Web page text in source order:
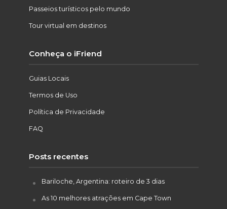
Passeios turísticos pelo mundo
Tour virtual em destinos
Conheça o iFriend
Guias Locais
Termos de Uso
Política de Privacidade
FAQ
Posts recentes
Bariloche, Argentina: roteiro de 3 dias
As 10 melhores atrações em Cape Town